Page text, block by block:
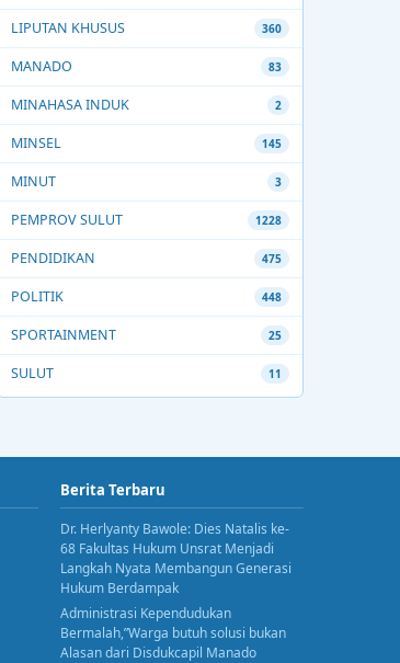
LIPUTAN KHUSUS 360
MANADO 83
MINAHASA INDUK 2
MINSEL 145
MINUT 3
PEMPROV SULUT 1228
PENDIDIKAN 475
POLITIK 448
SPORTAINMENT 25
SULUT 11
Berita Terbaru
Dr. Herlyanty Bawole: Dies Natalis ke-
68 Fakultas Hukum Unsrat Menjadi
Langkah Nyata Membangun Generasi
Hukum Berdampak
Administrasi Kependudukan
Bermalah,”Warga butuh solusi bukan
Alasan dari Disdukcapil Manado